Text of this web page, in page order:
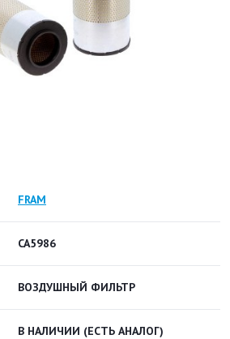
FRAM
CA5986
ВОЗДУШНЫЙ ФИЛЬТР
В НАЛИЧИИ (ЕСТЬ АНАЛОГ)